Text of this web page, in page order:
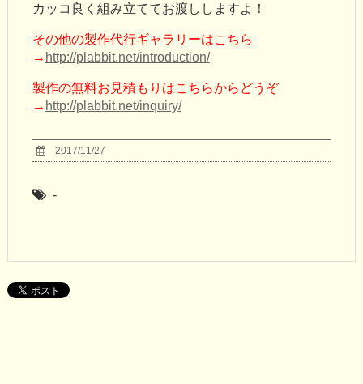
カッコ良く組み立ててお渡ししますよ！
その他の製作代行ギャラリーはこちら
→ http://plabbit.net/introduction/
製作の無料お見積もりはこちらからどうぞ
→ http://plabbit.net/inquiry/
2017/11/27
-